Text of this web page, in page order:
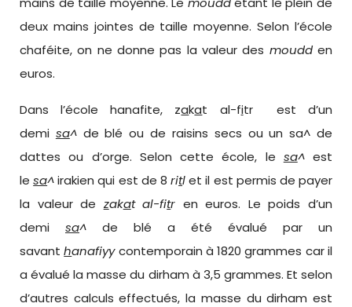
deux mains jointes de taille moyenne. Selon l’école
chaféite, on ne donne pas la valeur des moudden
euros.
Dans l’école hanafite, zakat al-fitr est d’un
demi sa^ de blé ou de raisins secs ou un sa^ de
dattes ou d’orge. Selon cette école, le sa^ est
le sa^ irakien qui est de 8ritlet il est permis de payer
la valeur de zakat al-fitr en euros. Le poids d’un
demi
sa^
de blé a été évalué par un
savant hanafiyy contemporain à 1820 grammes car il
a évalué la masse du dirham à 3,5 grammes. Et selon
d’autres calculs effectués, la masse du dirham est